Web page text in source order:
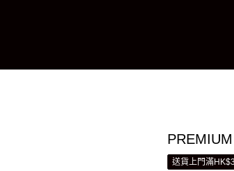
送貨上門滿